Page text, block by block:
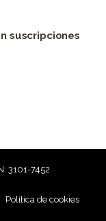
suscripciones
3101-7452
Política de cookies